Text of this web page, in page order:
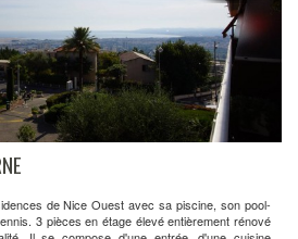
de Nice Ouest avec sa piscine, son pool-
3 pièces en étage élevé entièrement rénové